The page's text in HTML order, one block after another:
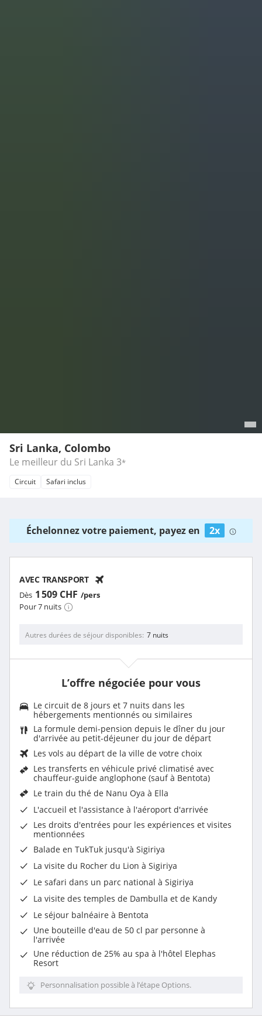
Sri Lanka, Colombo
Le meilleur du Sri Lanka 3*
Circuit Safari inclus
Échelonnez votre paiement, payez en 2x
AVEC TRANSPORT
Dès 1 509 CHF /pers
Pour 7 nuits
Autres durées de séjour disponibles 7 nuits
L’offre négociée pour vous
Le circuit de 8 jours et 7 nuits dans les
hébergements mentionnés ou similaires
La formule demi-pension depuis le dîner du jour
d'arrivée au petit-déjeuner du jour de départ
Les vols au départ de la ville de votre choix
Les transferts en véhicule privé climatisé avec
chauffeur-guide anglophone (sauf à Bentota)
Le train du thé de Nanu Oya à Ella
L'accueil et l'assistance à l'aéroport d'arrivée
Les droits d'entrées pour les expériences et visites
mentionnées
Balade en TukTuk jusqu'à Sigiriya
La visite du Rocher du Lion à Sigiriya
Le safari dans un parc national à Sigiriya
La visite des temples de Dambulla et de Kandy
Le séjour balnéaire à Bentota
Une bouteille d'eau de 50 cl par personne à
l'arrivée
Une réduction de 25% au spa à l'hôtel Elephas
Resort
Personnalisation possible à l’étape Options.